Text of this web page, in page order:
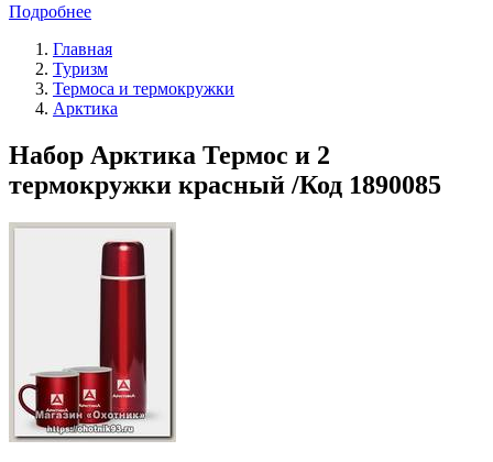
Подробнее
Главная
Туризм
Термоса и термокружки
Арктика
Набор Арктика Термос и 2
термокружки красный /Код 1890085